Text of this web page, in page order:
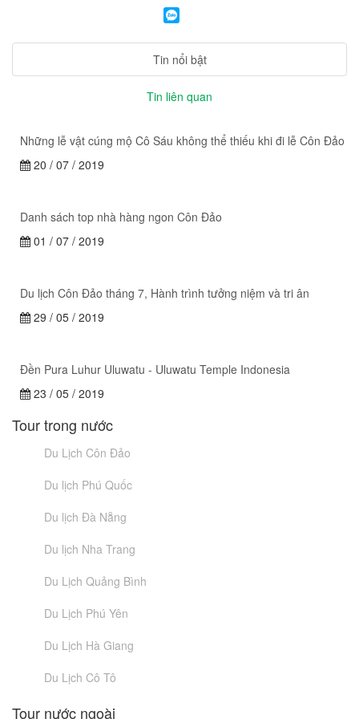
Tin nổi bật
Tin liên quan
Những lễ vật cúng mộ Cô Sáu không thể thiếu khi đi lễ Côn Đảo
20 / 07 / 2019
Danh sách top nhà hàng ngon Côn Đảo
01 / 07 / 2019
Du lịch Côn Đảo tháng 7, Hành trình tưởng niệm và tri ân
29 / 05 / 2019
Đền Pura Luhur Uluwatu - Uluwatu Temple Indonesia
23 / 05 / 2019
Tour trong nước
Du Lịch Côn Đảo
Du lịch Phú Quốc
Du lịch Đà Nẵng
Du lịch Nha Trang
Du Lịch Quảng Bình
Du Lịch Phú Yên
Du Lịch Hà Giang
Du Lịch Cô Tô
Tour nước ngoài